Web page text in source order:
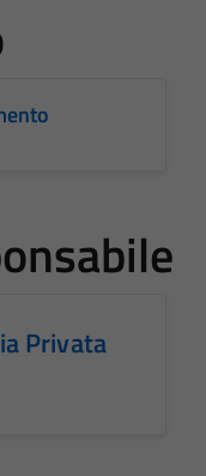
Privata